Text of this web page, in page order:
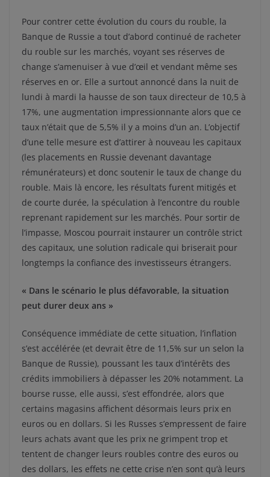
Pour contrer cette évolution du cours du rouble, la
Banque de Russie a tout d’abord continué de racheter
du rouble sur les marchés, voyant ses réserves de
change s’amenuiser à vue d’œil et vendant même ses
réserves en or. Elle a surtout annoncé dans la nuit de
lundi à mardi la hausse de son taux directeur de 10,5 à
17%, une augmentation impressionnante alors que ce
taux n’était que de 5,5% il y a moins d’un an. L’objectif
d’une telle mesure est d’attirer à nouveau les capitaux
(les placements en Russie devenant davantage
rémunérateurs) et donc soutenir le taux de change du
rouble. Mais là encore, les résultats furent mitigés et
de courte durée, la spéculation à l’encontre du rouble
reprenant rapidement sur les marchés. Pour sortir de
l’impasse, Moscou pourrait instaurer un contrôle strict
des capitaux, une solution radicale qui briserait pour
longtemps la confiance des investisseurs étrangers.
« Dans le scénario le plus défavorable, la situation
peut durer deux ans »
Conséquence immédiate de cette situation, l’inflation
s’est accélérée (et devrait être de 11,5% sur un selon la
Banque de Russie), poussant les taux d’intérêts des
crédits immobiliers à dépasser les 20% notamment. La
bourse russe, elle aussi, s’est effondrée, alors que
certains magasins affichent désormais leurs prix en
euros ou en dollars. Si les Russes s’empressent de faire
leurs achats avant que les prix ne grimpent trop et
tentent de changer leurs roubles contre des euros ou
des dollars, les effets ne cette crise n’en sont qu’à leurs